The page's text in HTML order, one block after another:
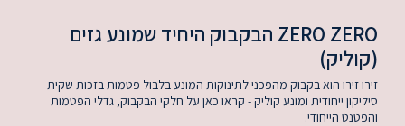
ZERO ZERO הבקבוק היחיד שמונע גזים
(קוליק)
זירו זירו הוא בקבוק מהפכני לתינוקות המונע בלבול פטמות בזכות שקית
סיליקון ייחודית ומונע קוליק - קראו כאן על חלקי הבקבוק, גדלי הפטמות
והפטנט הייחודי.